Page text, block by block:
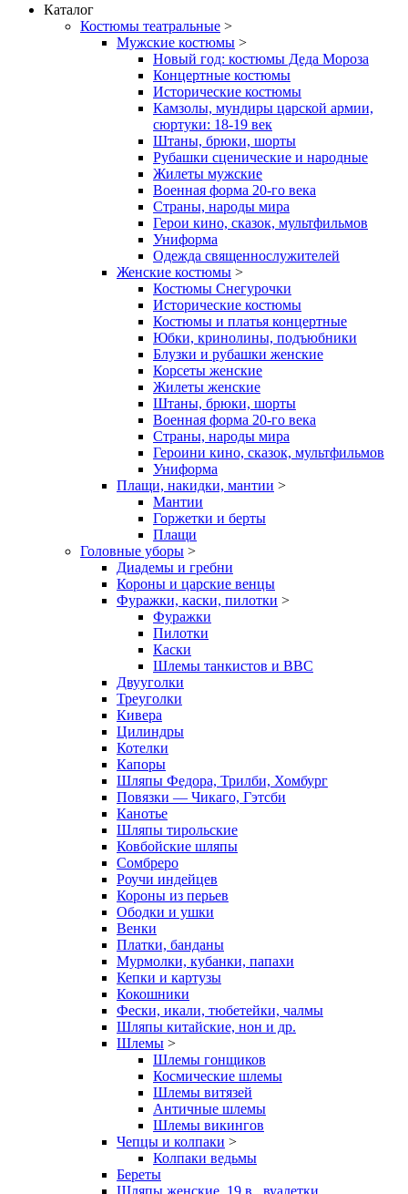
Каталог
Костюмы театральные >
Мужские костюмы >
Новый год: костюмы Деда Мороза
Концертные костюмы
Исторические костюмы
Камзолы, мундиры царской армии,
сюртуки: 18-19 век
Штаны, брюки, шорты
Рубашки сценические и народные
Жилеты мужские
Военная форма 20-го века
Страны, народы мира
Герои кино, сказок, мультфильмов
Униформа
Одежда священнослужителей
Женские костюмы >
Костюмы Снегурочки
Исторические костюмы
Костюмы и платья концертные
Юбки, кринолины, подъюбники
Блузки и рубашки женские
Корсеты женские
Жилеты женские
Штаны, брюки, шорты
Военная форма 20-го века
Страны, народы мира
Героини кино, сказок, мультфильмов
Униформа
Плащи, накидки, мантии >
Мантии
Горжетки и берты
Плащи
Головные уборы >
Диадемы и гребни
Короны и царские венцы
Фуражки, каски, пилотки >
Фуражки
Пилотки
Каски
Шлемы танкистов и ВВС
Двууголки
Треуголки
Кивера
Цилиндры
Котелки
Капоры
Шляпы Федора, Трилби, Хомбург
Повязки — Чикаго, Гэтсби
Канотье
Шляпы тирольские
Ковбойские шляпы
Сомбреро
Роучи индейцев
Короны из перьев
Ободки и ушки
Венки
Платки, банданы
Мурмолки, кубанки, папахи
Кепки и картузы
Кокошники
Фески, икали, тюбетейки, чалмы
Шляпы китайские, нон и др.
Шлемы >
Шлемы гонщиков
Космические шлемы
Шлемы витязей
Античные шлемы
Шлемы викингов
Чепцы и колпаки >
Колпаки ведьмы
Береты
Шляпы женские, 19 в., вуалетки